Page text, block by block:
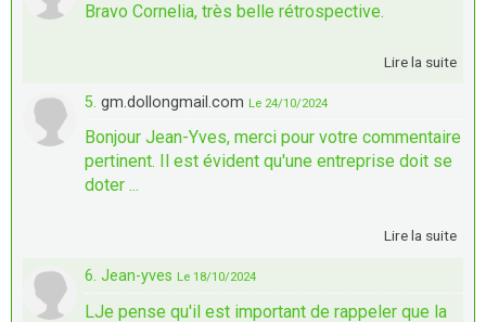
Bravo Cornelia, très belle rétrospective.
Lire la suite
5. gm.dollongmail.com Le 24/10/2024
Bonjour Jean-Yves, merci pour votre commentaire
pertinent. Il est évident qu'une entreprise doit se
doter ...
Lire la suite
6. Jean-yves Le 18/10/2024
LJe pense qu'il est important de rappeler que la